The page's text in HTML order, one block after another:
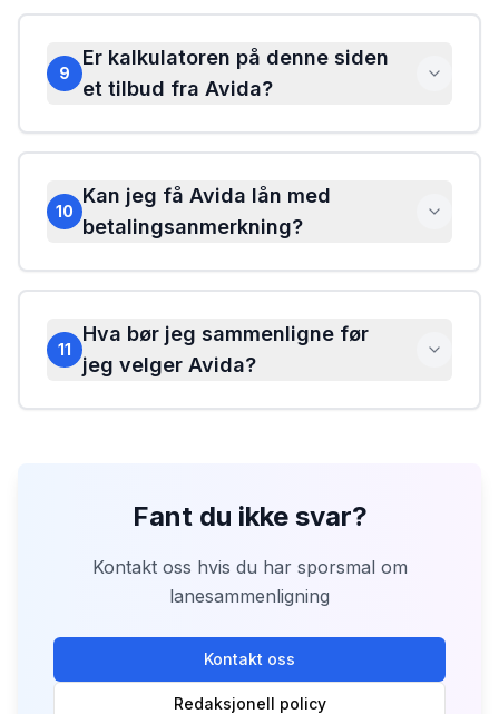
9
Er kalkulatoren på denne siden
et tilbud fra Avida?
10
Kan jeg få Avida lån med
betalingsanmerkning?
11
Hva bør jeg sammenligne før
jeg velger Avida?
Fant du ikke svar?
Kontakt oss hvis du har sporsmal om
lanesammenligning
Kontakt oss
Redaksjonell policy